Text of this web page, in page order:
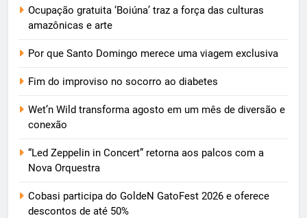
Ocupação gratuita ‘Boiúna’ traz a força das culturas
amazônicas e arte
Por que Santo Domingo merece uma viagem exclusiva
Fim do improviso no socorro ao diabetes
Wet’n Wild transforma agosto em um mês de diversão e
conexão
“Led Zeppelin in Concert” retorna aos palcos com a
Nova Orquestra
Cobasi participa do GoldeN GatoFest 2026 e oferece
descontos de até 50%